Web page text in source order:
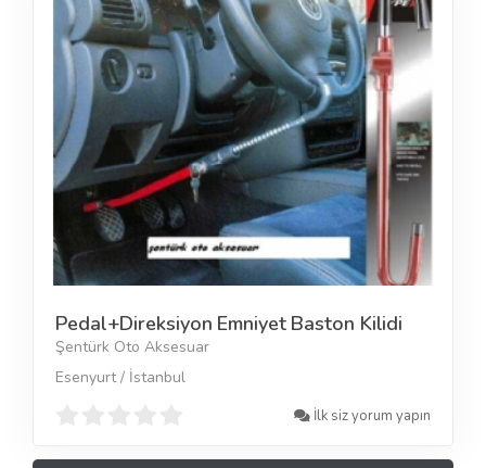
Pedal+Direksiyon Emniyet Baston Kilidi
Şentürk Oto Aksesuar
Esenyurt / İstanbul
İlk siz yorum yapın